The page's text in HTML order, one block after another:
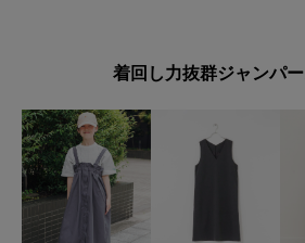
着回し力抜群ジャンパ